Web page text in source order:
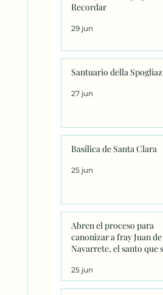
Recordar
29 jun
Santuario della
27 jun
Basílica de Santa Clara
25 jun
Abren el proceso para
canonizar a fray Juan de
Navarrete, el santo que
25 jun